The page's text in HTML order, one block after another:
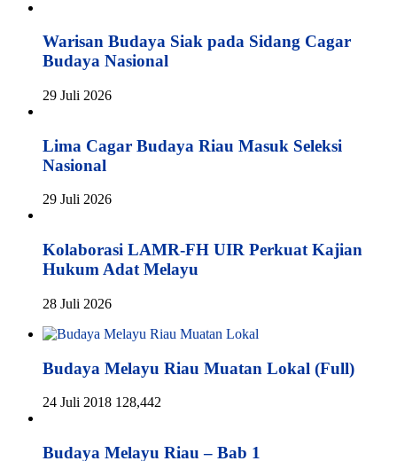
Warisan Budaya Siak pada Sidang Cagar
Budaya Nasional
29 Juli 2026
Lima Cagar Budaya Riau Masuk Seleksi
Nasional
29 Juli 2026
Kolaborasi LAMR-FH UIR Perkuat Kajian
Hukum Adat Melayu
28 Juli 2026
Budaya Melayu Riau Muatan Lokal (Full)
24 Juli 2018 128,442
Budaya Melayu Riau – Bab 1